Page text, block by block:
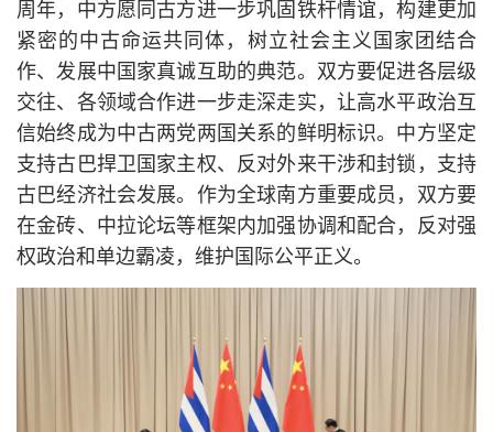
周年，中方愿同古方进一步巩固铁杆情谊，构建更加
紧密的中古命运共同体，树立社会主义国家团结合
作、发展中国家真诚互助的典范。双方要促进各层级
交往、各领域合作进一步走深走实，让高水平政治互
信始终成为中古两党两国关系的鲜明标识。中方坚定
支持古巴捍卫国家主权、反对外来干涉和封锁，支持
古巴经济社会发展。作为全球南方重要成员，双方要
在金砖、中拉论坛等框架内加强协调和配合，反对强
权政治和单边霸凌，维护国际公平正义。